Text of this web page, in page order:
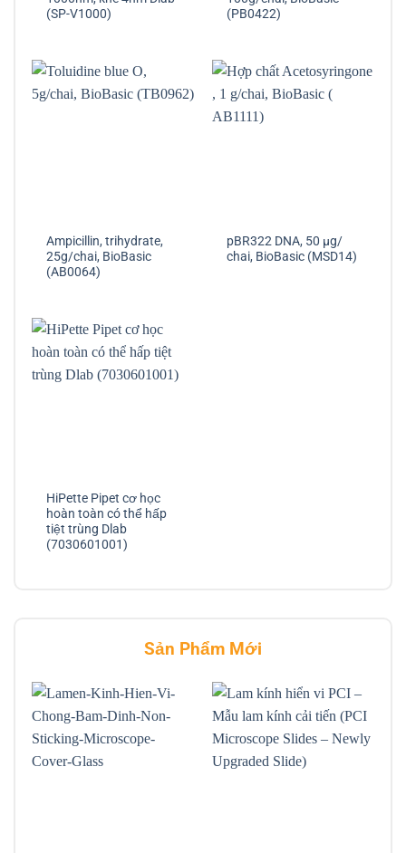
(SP-V1000)
(PB0422)
Ampicillin, trihydrate,
25g/chai, BioBasic
(AB0064)
pBR322 DNA, 50 µg/
chai, BioBasic (MSD14)
HiPette Pipet cơ học
hoàn toàn có thể hấp
tiệt trùng Dlab
(7030601001)
Sản Phẩm Mới